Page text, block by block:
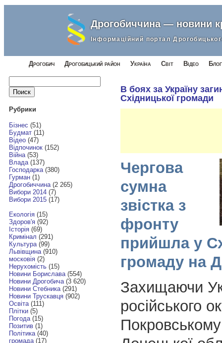
Дрогобиччина — новини
Інформаційний портал
Дрогобич Дрогобицький район Україна Світ Відео
Найти:
Рубрики
Бізнес (51)
Будмат(11)
Відео(47)
Відпочинок(152)
Війна(53)
Влада(137)
Господарка(380)
Гурман(1)
Дрогобиччина(2 265)
Вибори 2014(7)
Вибори 2015(17)
Екологія(15)
Здоров'я(92)
Історія(69)
Кримінал (291)
Культура(99)
Львівщина(910)
московія(2)
Нерухомість(15)
Новини Борислава(554)
Новини Дрогобича(3 620)
Новини Стебника(291)
Новини Трускавця(902)
Освіта(111)
Плітки(5)
Погода(15)
Позитив(1)
Політика(40)
громада(17)
В боях за Україну
Східницької громади
Чергова
сумна
звістка з
фронту
прийшла у
громаду на
Захищаючи
російського